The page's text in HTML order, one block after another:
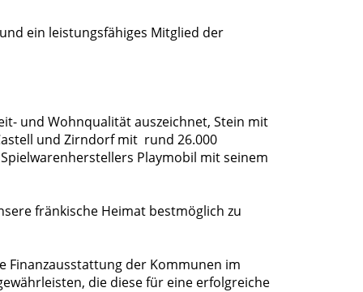
ein leistungsfähiges Mitglied der
und Wohnqualität auszeichnet, Stein mit
und Zirndorf mit rund 26.000
Playmobil mit seinem
fränkische Heimat bestmöglich zu
Finanzausstattung der Kommunen im
die diese für eine erfolgreiche